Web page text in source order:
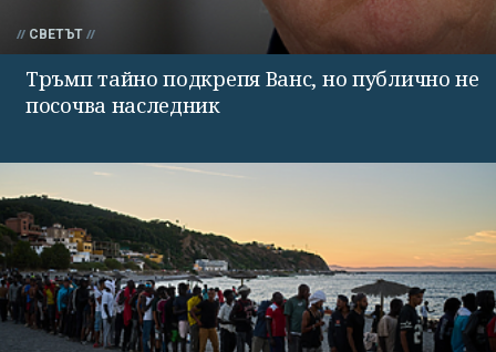
СВЕТЪТ
Тръмп тайно подкрепя Ванс, но публично не
посочва наследник